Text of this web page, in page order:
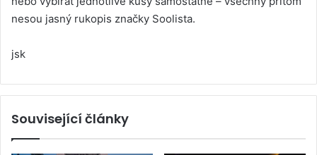
nesou jasný rukopis značky Soolista.
jsk
Související články